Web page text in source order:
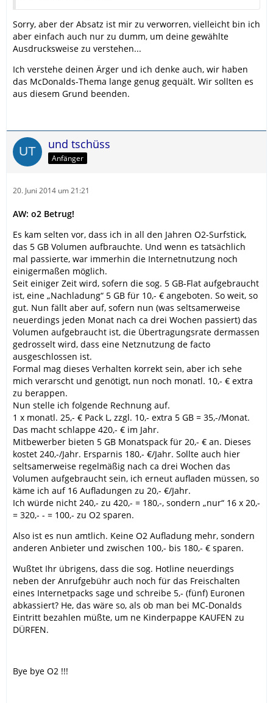
Sorry, aber der Absatz ist mir zu verworren, vielleicht bin ich
aber einfach auch nur zu dumm, um deine gewählte
Ausdrucksweise zu verstehen...
Ich verstehe deinen Ärger und ich denke auch, wir haben
das McDonalds-Thema lange genug gequält. Wir sollten es
aus diesem Grund beenden.
und tschüss
Anfänger
20. Juni 2014 um 21:21
AW: o2 Betrug!
Es kam selten vor, dass ich in all den Jahren O2-Surfstick,
das 5 GB Volumen aufbrauchte. Und wenn es tatsächlich
mal passierte, war immerhin die Internetnutzung noch
einigermaßen möglich.
Seit einiger Zeit wird, sofern die sog. 5 GB-Flat aufgebraucht
ist, eine „Nachladung“ 5 GB für 10,- € angeboten. So weit, so
gut. Nun fällt aber auf, sofern nun (was seltsamerweise
neuerdings jeden Monat nach ca drei Wochen passiert) das
Volumen aufgebraucht ist, die Übertragungsrate dermassen
gedrosselt wird, dass eine Netznutzung de facto
ausgeschlossen ist.
Formal mag dieses Verhalten korrekt sein, aber ich sehe
mich verarscht und genötigt, nun noch monatl. 10,- € extra
zu berappen.
Nun stelle ich folgende Rechnung auf.
1 x monatl. 25,- € Pack L, zzgl. 10,- extra 5 GB = 35,-/Monat.
Das macht schlappe 420,- € im Jahr.
Mitbewerber bieten 5 GB Monatspack für 20,- € an. Dieses
kostet 240,-/Jahr. Ersparnis 180,- €/Jahr. Sollte auch hier
seltsamerweise regelmäßig nach ca drei Wochen das
Volumen aufgebraucht sein, ich erneut aufladen müssen, so
käme ich auf 16 Aufladungen zu 20,- €/Jahr.
Ich würde nicht 240,- zu 420,- = 180,-, sondern „nur“ 16 x 20,-
= 320,- - = 100,- zu O2 sparen.
Also ist es nun amtlich. Keine O2 Aufladung mehr, sondern
anderen Anbieter und zwischen 100,- bis 180,- € sparen.
Wußtet Ihr übrigens, dass die sog. Hotline neuerdings
neben der Anrufgebühr auch noch für das Freischalten
eines Internetpacks sage und schreibe 5,- (fünf) Euronen
abkassiert? He, das wäre so, als ob man bei MC-Donalds
Eintritt bezahlen müßte, um ne Kinderpappe KAUFEN zu
DÜRFEN.
Bye bye O2 !!!